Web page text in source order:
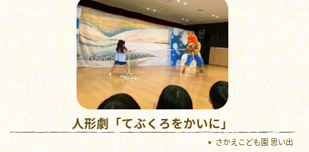
人形劇「てぶくろをかいに」
さかえこども園 思い出